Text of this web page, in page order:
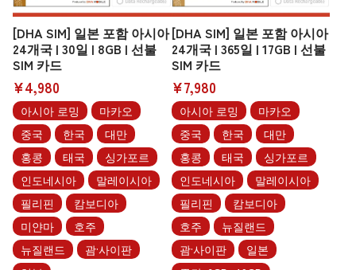
[DHA SIM] 일본 포함 아시아
24개국 | 30일 | 8GB | 선불
SIM 카드
¥4,980
아시아 로밍
마카오
중국
한국
대만
홍콩
태국
싱가포르
인도네시아
말레이시아
필리핀
캄보디아
미얀마
호주
뉴질랜드
괌·사이판
[DHA SIM] 일본 포함 아시아
24개국 | 365일 | 17GB | 선불
SIM 카드
¥7,980
아시아 로밍
마카오
중국
한국
대만
홍콩
태국
싱가포르
인도네시아
말레이시아
필리핀
캄보디아
호주
뉴질랜드
괌·사이판
일본